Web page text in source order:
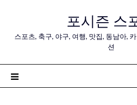
포시즌 스
스포츠, 축구, 야구, 여행, 맛집, 동남아,
션